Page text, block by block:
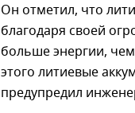
Он отметил, что
благодаря своей
больше энергии,
этого литиевые
предупредил